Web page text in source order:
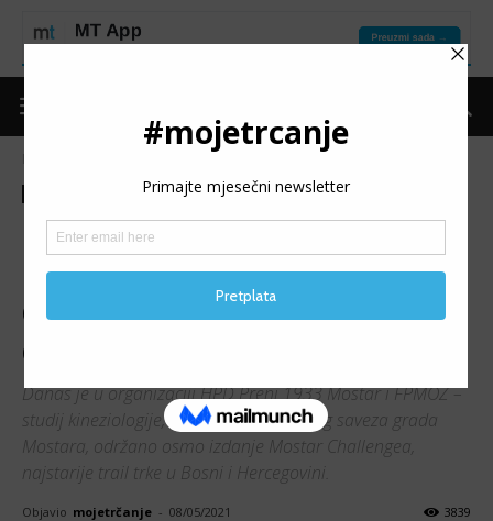
Vijesti
8. MOSTAR CHALLENGE:
Najstariji trail u BiH se vratio
današnjim trkama na dvije
distance
Danas je u organizaciji HPD Prenj 1933 Mostar i FPMOZ –
studij kineziologije, uz podršku Sportskog saveza grada
Mostara, održano osmo izdanje Mostar Challengea,
najstarije trail trke u Bosni i Hercegovini.
Objavio mojetrčanje - 08/05/2021 3839